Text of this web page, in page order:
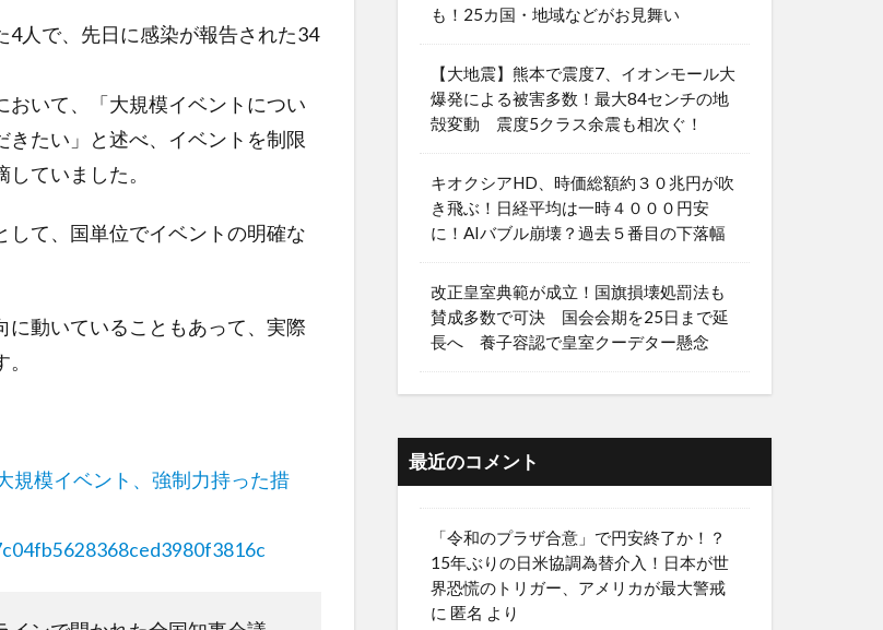
4人で、先日に感染が報告された34
おいて、「大規模イベントについ
たい」と述べ、イベントを制限
ていました。
て、国単位でイベントの明確な
に動いていることもあって、実際
規模イベント、強制力持った措
も！25カ国・地域などがお見舞い
【大地震】熊本で震度7、イオンモール大
爆発による被害多数！最大84センチの地
殻変動 震度5クラス余震も相次ぐ！
キオクシアHD、時価総額約３０兆円が吹
き飛ぶ！日経平均は一時４０００円安
に！AIバブル崩壊？過去５番目の下落幅
改正皇室典範が成立！国旗損壊処罰法も
賛成多数で可決 国会会期を25日まで延
長へ 養子容認で皇室クーデター懸念
最近のコメント
「令和のプラザ合意」で円安終了か！？
15年ぶりの日米協調為替介入！日本が世
界恐慌のトリガー、アメリカが最大警戒
に 匿名 より